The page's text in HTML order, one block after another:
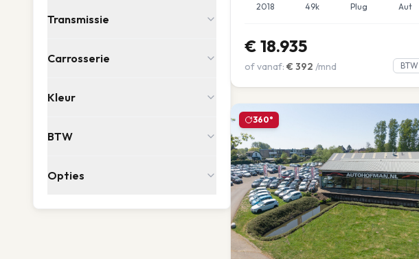
Transmissie
Carrosserie
Kleur
BTW
Opties
2018 49k Plug Aut
€ 18.935
of vanaf: € 392 /mnd BTW
360°